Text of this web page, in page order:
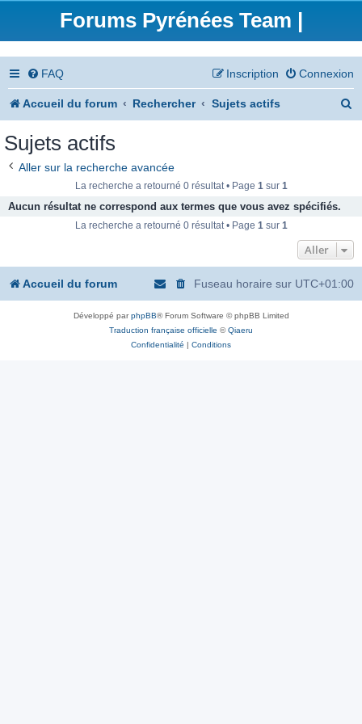
Forums Pyrénées Team |
FAQ Connexion
Inscription
Accueil du forum Rechercher Sujets actifs
e
Sujets actifs
Aller sur la recherche avancée
La recherche a retourné 0 résultat • Page 1sur 1
Aucun résultat ne correspond aux termes que vous avez spécifiés.
La recherche a retourné 0 résultat • Page 1sur 1
Aller
Accueil du forum Fuseau horaire sur UTC+01:00
Développé parphpBB® Forum Software © phpBB Limited
Traduction française officielle ©Qiaeru
Confidentialité | Conditions